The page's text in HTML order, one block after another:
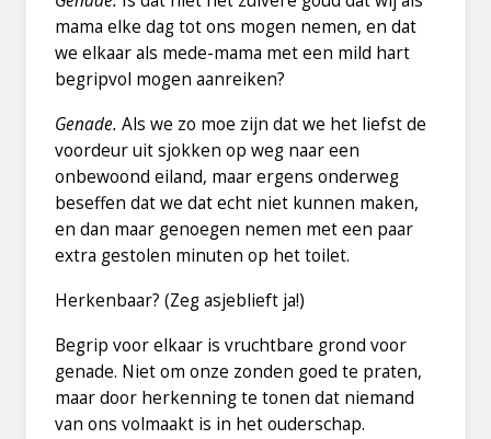
mama elke dag tot ons mogen nemen, en dat
we elkaar als mede-mama met een mild hart
begripvol mogen aanreiken?
Genade. Als we zo moe zijn dat we het liefst de
voordeur uit sjokken op weg naar een
onbewoond eiland, maar ergens onderweg
beseffen dat we dat echt niet kunnen maken,
en dan maar genoegen nemen met een paar
extra gestolen minuten op het toilet.
Herkenbaar? (Zeg asjeblieft ja!)
Begrip voor elkaar is vruchtbare grond voor
genade. Niet om onze zonden goed te praten,
maar door herkenning te tonen dat niemand
van ons volmaakt is in het ouderschap.